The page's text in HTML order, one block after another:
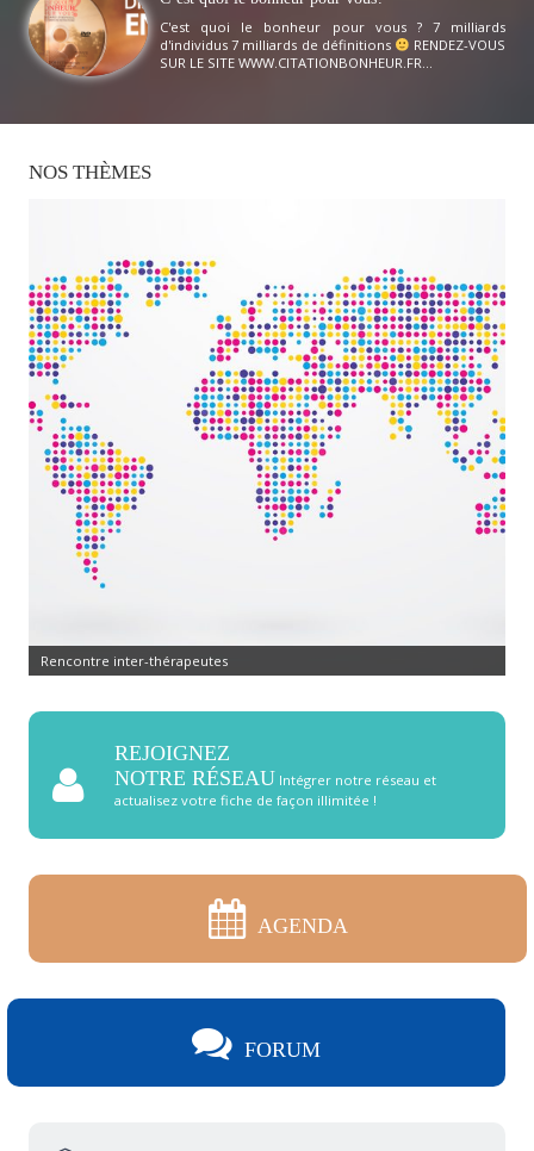
C'est quoi le bonheur pour vous ? 7 milliards
d'individus 7 milliards de définitions
RENDEZ-VOUS
SUR LE SITE WWW.CITATIONBONHEUR.FR...
NOS THÈMES
Rencontre inter-thérapeutes
REJOIGNEZ
NOTRE RÉSEAU Intégrer notre réseau et
actualisez votre fiche de façon illimitée !
AGENDA
FORUM